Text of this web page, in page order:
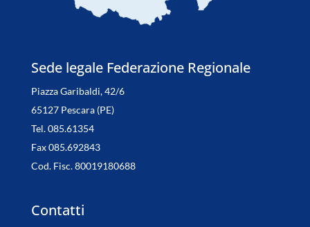
Sede legale Federazione Regionale
Piazza Garibaldi, 42/6
65127 Pescara (PE)
Tel. 085.61354
Fax 085.692843
Cod. Fisc. 80019180688
Contatti